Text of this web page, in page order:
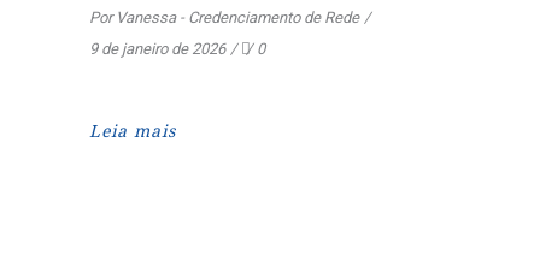
Por Vanessa - Credenciamento de Rede
9 de janeiro de 2026
0
Leia mais